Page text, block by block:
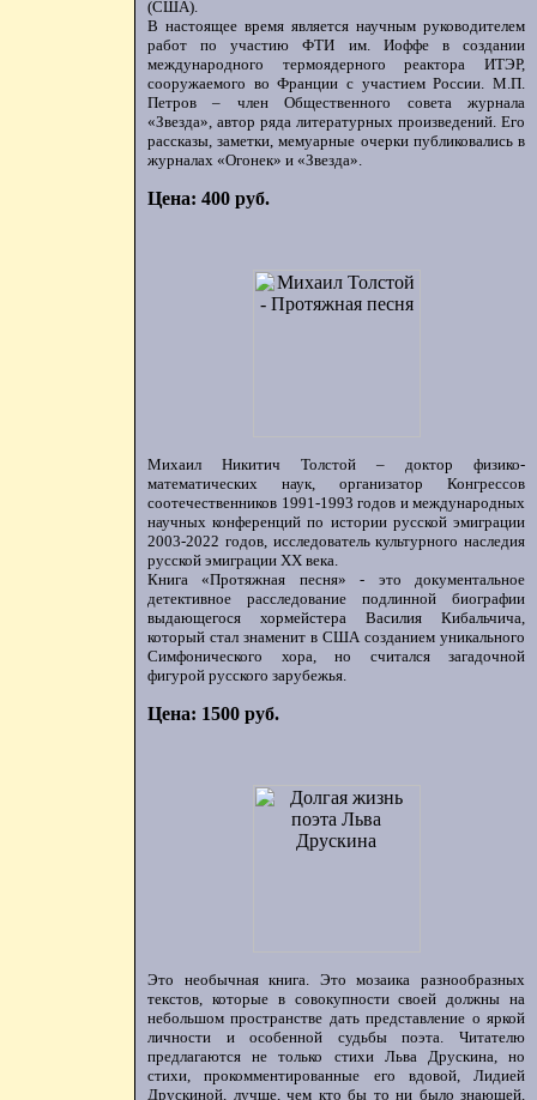
(США).
В настоящее время является научным руководителем
работ по участию ФТИ им. Иоффе в создании
международного термоядерного реактора ИТЭР,
сооружаемого во Франции с участием России. М.П.
Петров – член Общественного совета журнала
«Звезда», автор ряда литературных произведений. Его
рассказы, заметки, мемуарные очерки публиковались в
журналах «Огонек» и «Звезда».
Цена: 400 руб.
Михаил Никитич Толстой – доктор физико-
математических наук, организатор Конгрессов
соотечественников 1991-1993 годов и международных
научных конференций по истории русской эмиграции
2003-2022 годов, исследователь культурного наследия
русской эмиграции ХХ века.
Книга «Протяжная песня» - это документальное
детективное расследование подлинной биографии
выдающегося хормейстера Василия Кибальчича,
который стал знаменит в США созданием уникального
Симфонического хора, но считался загадочной
фигурой русского зарубежья.
Цена: 1500 руб.
Это необычная книга. Это мозаика разнообразных
текстов, которые в совокупности своей должны на
небольшом пространстве дать представление о яркой
личности и особенной судьбы поэта. Читателю
предлагаются не только стихи Льва Друскина, но
стихи, прокомментированные его вдовой, Лидией
Друскиной, лучше, чем кто бы то ни было знающей,